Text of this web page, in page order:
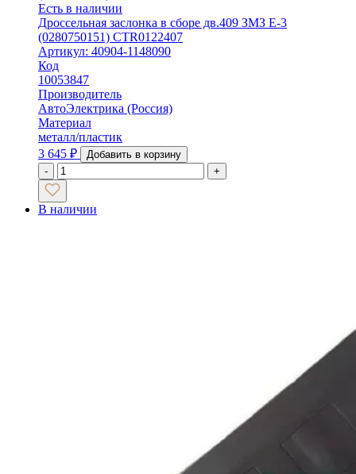
Есть в наличии
Дроссельная заслонка в сборе дв.409 ЗМЗ Е-3
(0280750151) CTR0122407
Артикул: 40904-1148090
Код
10053847
Производитель
АвтоЭлектрика (Россия)
Материал
металл/пластик
3 645 ₽
Добавить в корзину
-
+
В наличии